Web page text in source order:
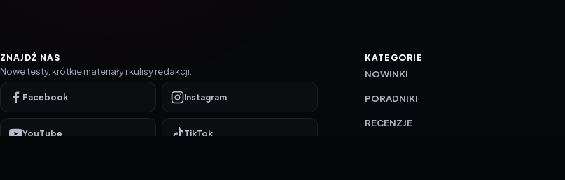
ZNAJDŹ NAS
Nowe testy, krótkie materiały i kulisy redakcji.
Facebook Instagram
YouTube TikTok
KATEGORIE
NOWINKI
PORADNIKI
RECENZJE